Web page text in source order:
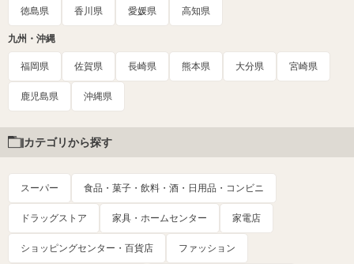
徳島県 香川県 愛媛県 高知県
九州・沖縄
福岡県 佐賀県 長崎県 熊本県 大分県 宮崎県
鹿児島県 沖縄県
カテゴリから探す
スーパー 食品・菓子・飲料・酒・日用品・コンビニ
ドラッグストア 家具・ホームセンター 家電店
ショッピングセンター・百貨店 ファッション